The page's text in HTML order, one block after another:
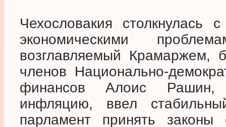
Чехословакия столкнулась
экономическими
возглавляемый Крамаржем,
членов Национально-
финансов Алоис Рашин,
инфляцию, ввел
парламент принять